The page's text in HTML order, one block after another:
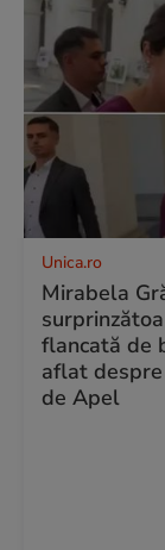
Unica.ro
Mirabela
flancată de
aflat
de Apel